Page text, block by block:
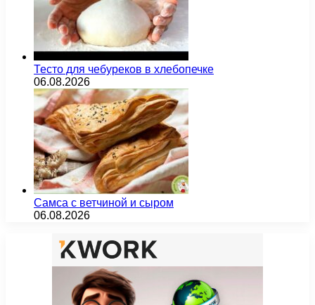
Тесто для чебуреков в хлебопечке
06.08.2026
Самса с ветчиной и сыром
06.08.2026